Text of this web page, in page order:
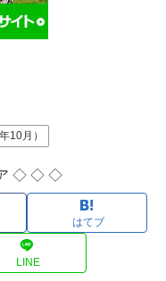
10月）
◇ ◇ ◇
はてブ
LINE